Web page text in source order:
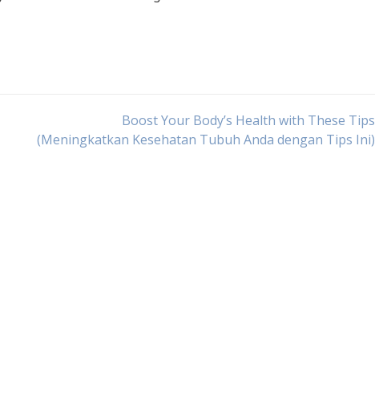
Boost Your Body’s Health with These Tips
(Meningkatkan Kesehatan Tubuh Anda dengan Tips Ini)